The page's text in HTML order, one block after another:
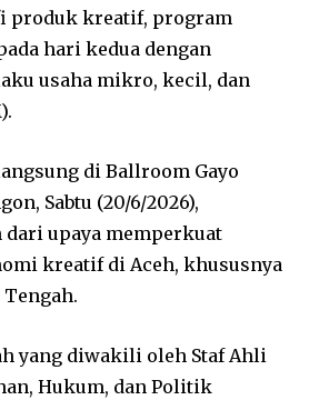
produk kreatif, program
hari kedua dengan
usaha mikro, kecil, dan
di Ballroom Gayo
Sabtu (20/6/2026),
dari upaya memperkuat
kreatif di Aceh, khususnya
yang diwakili oleh Staf Ahli
Hukum, dan Politik